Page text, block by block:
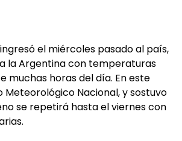
el miércoles pasado al país,
la Argentina con temperaturas
muchas horas del día. En este
Meteorológico Nacional, y sostuvo
se repetirá hasta el viernes con